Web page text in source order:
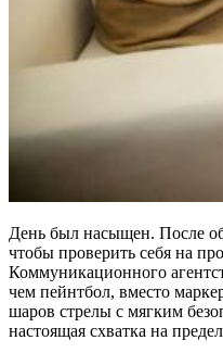
День был насыщен. После
чтобы проверить себя на
Коммуникационного
чем пейнтбол, вместо
шаров стрелы с мягким
настоящая схватка на